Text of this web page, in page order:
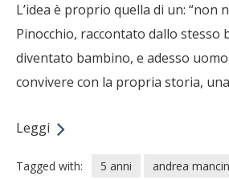
L’idea è proprio quella di un: “non
Pinocchio, raccontato dallo stesso
diventato bambino, e adesso
convivere con la propria storia,
Leggi
Tagged with: 5 anni andrea